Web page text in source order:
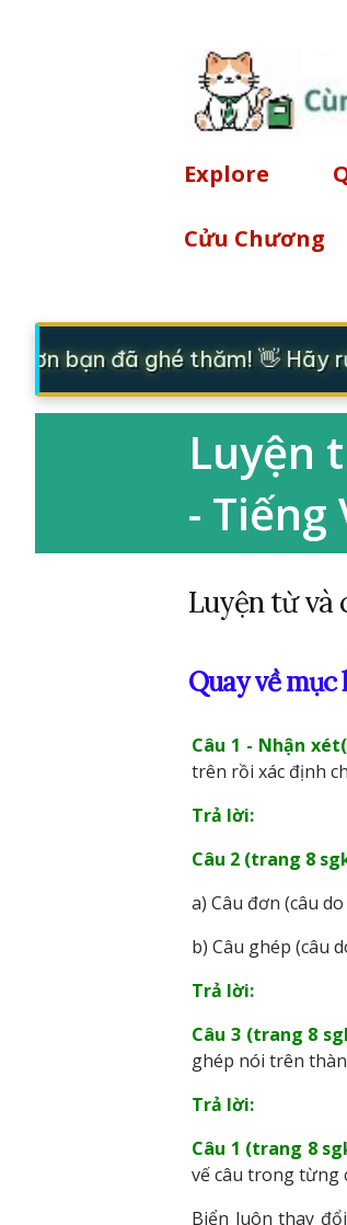
Explore
Cửu Chương
ơn bạn đã ghé thăm! 👋 Hãy
Luyện
- Tiếng
Luyện từ và
Quay về mục
Câu 1 - Nhận
trên rồi xác định
Trả lời:
Câu 2 (trang 8
a) Câu đơn (câu
b) Câu ghép (câu
Trả lời:
Câu 3 (trang 8
ghép nói trên
Trả lời:
Câu 1 (trang 8
vế câu trong từng
Biển luôn thay